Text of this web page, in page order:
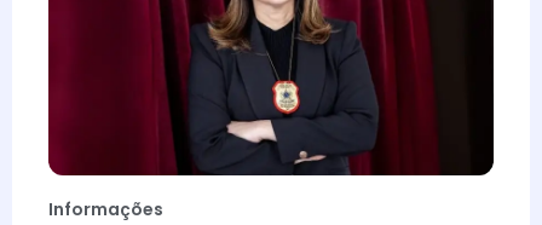
Informações